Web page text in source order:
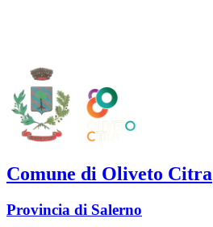
Comune di Oliveto Citra
Provincia di Salerno